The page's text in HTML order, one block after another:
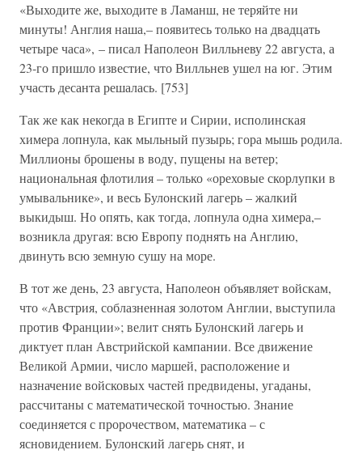
«Выходите же, выходите в Ламанш, не теряйте ни
минуты! Англия наша,– появитесь только на двадцать
четыре часа», – писал Наполеон Вилльневу 22 августа, а
23-го пришло известие, что Вилльнев ушел на юг. Этим
участь десанта решалась. [753]
Так же как некогда в Египте и Сирии, исполинская
химера лопнула, как мыльный пузырь; гора мышь родила.
Миллионы брошены в воду, пущены на ветер;
национальная флотилия – только «ореховые скорлупки в
умывальнике», и весь Булонский лагерь – жалкий
выкидыш. Но опять, как тогда, лопнула одна химера,–
возникла другая: всю Европу поднять на Англию,
двинуть всю земную сушу на море.
В тот же день, 23 августа, Наполеон объявляет войскам,
что «Австрия, соблазненная золотом Англии, выступила
против Франции»; велит снять Булонский лагерь и
диктует план Австрийской кампании. Все движение
Великой Армии, число маршей, расположение и
назначение войсковых частей предвидены, угаданы,
рассчитаны с математической точностью. Знание
соединяется с пророчеством, математика – с
ясновидением. Булонский лагерь снят, и